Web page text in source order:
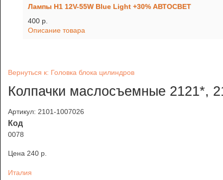
Лампы Н1 12V-55W Blue Light +30% АВТОСВЕТ
400 p.
Описание товара
Вернуться к: Головка блока цилиндров
Колпачки маслосъемные 2121*,
Артикул: 2101-1007026
Код
0078
Цена 240 p.
Италия